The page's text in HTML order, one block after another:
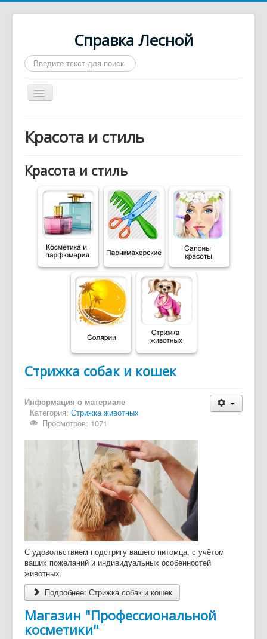
Справка Лесной
Искать...
Включить/
выключить
О нас
Афиша
Такси
Автобусы
Требуются
Дайджест СМИ
Объявления
Красота и стиль
Красота и стиль
Стрижка собак и кошек
Информация о материале
Категория: Стрижка животных
Просмотров: 1071
С удовольствием подстригу вашего питомца, с учётом
ваших пожеланий и индивидуальных особенностей
животных.
Подробнее: Стрижка собак и кошек
Магазин "Профессиональной
косметики"